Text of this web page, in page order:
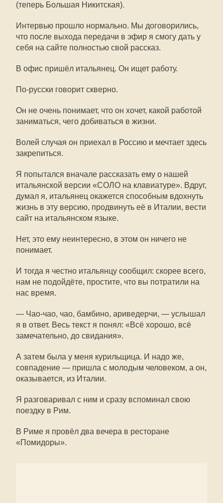
(теперь Большая Никитская).
Интервью прошло нормально. Мы договорились,
что после выхода передачи в эфир я смогу дать у
себя на сайте полностью свой рассказ.
В офис пришёл итальянец. Он ищет работу.
По-русски говорит скверно.
Он не очень понимает, что он хочет, какой работой
заниматься, чего добиваться в жизни.
Волей случая он приехал в Россию и мечтает здесь
закрепиться.
Я попытался вначале рассказать ему о нашей
итальянской версии «СОЛО на клавиатуре». Вдруг,
думал я, итальянец окажется способным вдохнуть
жизнь в эту версию, продвинуть её в Италии, вести
сайт на итальянском языке.
Нет, это ему неинтересно, в этом он ничего не
понимает.
И тогда я честно итальянцу сообщил: скорее всего,
нам не подойдёте, простите, что вы потратили на
нас время.
— Чао-чао, чао, бамбино, ариведерчи, — услышал
я в ответ. Весь текст я понял: «Всё хорошо, всё
замечательно, до свидания».
А затем была у меня курильщица. И надо же,
совпадение — пришла с молодым человеком, а он,
оказывается, из Италии.
Я разговаривал с ним и сразу вспоминал свою
поездку в Рим.
В Риме я провёл два вечера в ресторане
«Помидоры».